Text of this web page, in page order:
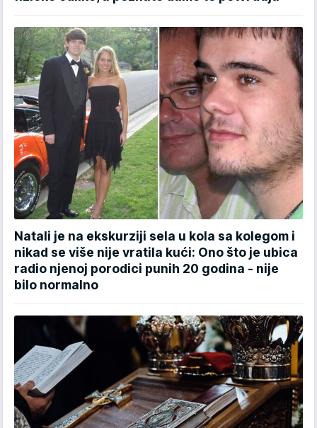
Natali je na ekskurziji sela u kola sa kolegom i
nikad se više nije vratila kući: Ono što je ubica
radio njenoj porodici punih 20 godina - nije
bilo normalno